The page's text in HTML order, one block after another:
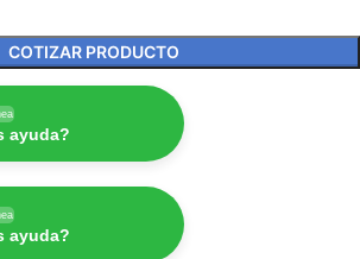
COTIZAR PRODUCTO
ayuda?
ayuda?